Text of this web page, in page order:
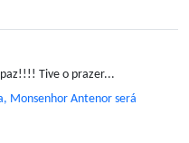
Tive o prazer...
Monsenhor Antenor será